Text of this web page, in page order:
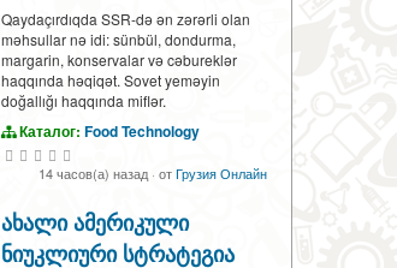
Qaydaçırdıqda SSR-də ən zərərli olan
məhsullar nə idi: sünbül, dondurma,
margarin, konservalar və cəbureklər
haqqında həqiqət. Sovet yeməyin
doğallığı haqqında miflər.
Каталог: Food Technology
14 часов(а) назад · отГрузия Онлайн
ახალი ამერიკული
ნიუკლიური სტრატეგია